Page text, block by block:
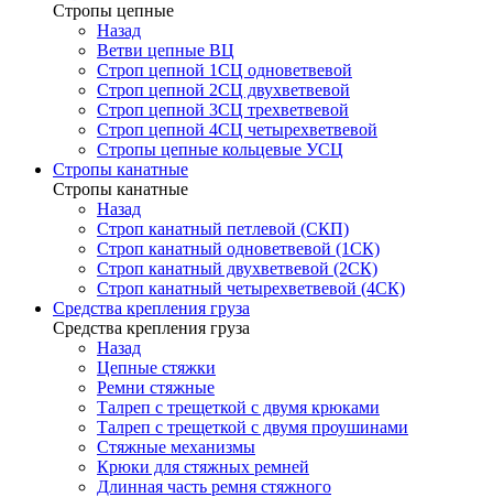
Стропы цепные
Назад
Ветви цепные ВЦ
Строп цепной 1СЦ одноветвевой
Строп цепной 2СЦ двухветвевой
Строп цепной 3СЦ трехветвевой
Строп цепной 4СЦ четырехветвевой
Стропы цепные кольцевые УСЦ
Стропы канатные
Стропы канатные
Назад
Строп канатный петлевой (СКП)
Строп канатный одноветвевой (1СК)
Строп канатный двухветвевой (2СК)
Строп канатный четырехветвевой (4СК)
Средства крепления груза
Средства крепления груза
Назад
Цепные стяжки
Ремни стяжные
Талреп с трещеткой с двумя крюками
Талреп с трещеткой с двумя проушинами
Стяжные механизмы
Крюки для стяжных ремней
Длинная часть ремня стяжного